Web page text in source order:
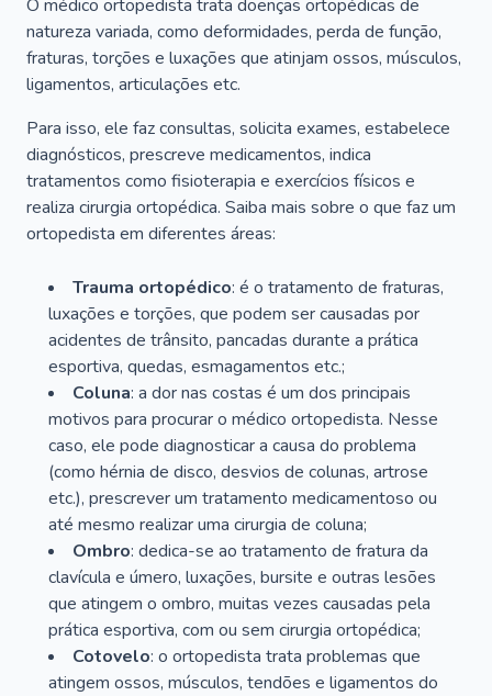
O médico ortopedista trata doenças ortopédicas de
natureza variada, como deformidades, perda de função,
fraturas, torções e luxações que atinjam ossos, músculos,
ligamentos, articulações etc.
Para isso, ele faz consultas, solicita exames, estabelece
diagnósticos, prescreve medicamentos, indica
tratamentos como fisioterapia e exercícios físicos e
realiza cirurgia ortopédica. Saiba mais sobre o que faz um
ortopedista em diferentes áreas:
Trauma ortopédico: é o tratamento de fraturas,
luxações e torções, que podem ser causadas por
acidentes de trânsito, pancadas durante a prática
esportiva, quedas, esmagamentos etc.;
Coluna: a dor nas costas é um dos principais
motivos para procurar o médico ortopedista. Nesse
caso, ele pode diagnosticar a causa do problema
(como hérnia de disco, desvios de colunas, artrose
etc.), prescrever um tratamento medicamentoso ou
até mesmo realizar uma cirurgia de coluna;
Ombro: dedica-se ao tratamento de fratura da
clavícula e úmero, luxações, bursite e outras lesões
que atingem o ombro, muitas vezes causadas pela
prática esportiva, com ou sem cirurgia ortopédica;
Cotovelo: o ortopedista trata problemas que
atingem ossos, músculos, tendões e ligamentos do